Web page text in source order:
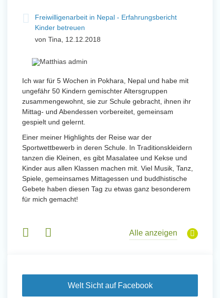
Freiwilligenarbeit in Nepal - Erfahrungsbericht
Kinder betreuen
von Tina, 12.12.2018
Ich war für 5 Wochen in Pokhara, Nepal und habe mit
ungefähr 50 Kindern gemischter Altersgruppen
zusammengewohnt, sie zur Schule gebracht, ihnen ihr
Mittag- und Abendessen vorbereitet, gemeinsam
gespielt und gelernt.
Einer meiner Highlights der Reise war der
Sportwettbewerb in deren Schule. In Traditionskleidern
tanzen die Kleinen, es gibt Masalatee und Kekse und
Kinder aus allen Klassen machen mit. Viel Musik, Tanz,
Spiele, gemeinsames Mittagessen und buddhistische
Gebete haben diesen Tag zu etwas ganz besonderem
für mich gemacht!
Alle anzeigen
Welt Sicht auf Facebook